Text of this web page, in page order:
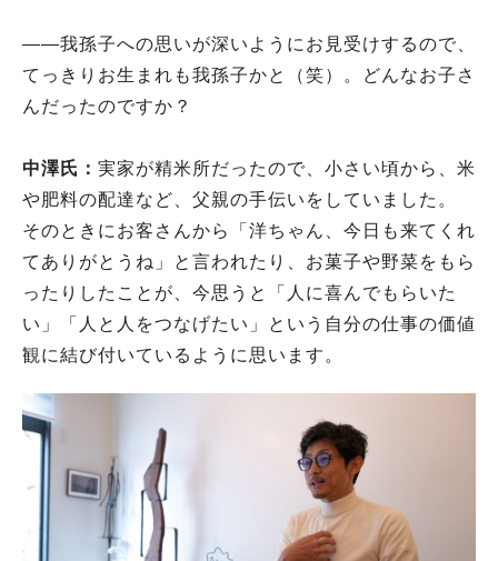
――我孫子への思いが深いようにお見受けするので、
てっきりお生まれも我孫子かと（笑）。どんなお子さ
んだったのですか？
中澤氏： 実家が精米所だったので、小さい頃から、米
や肥料の配達など、父親の手伝いをしていました。
そのときにお客さんから「洋ちゃん、今日も来てくれ
てありがとうね」と言われたり、お菓子や野菜をもら
ったりしたことが、今思うと「人に喜んでもらいた
い」「人と人をつなげたい」という自分の仕事の価値
観に結び付いているように思います。